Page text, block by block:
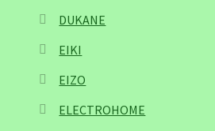
DUKANE
EIKI
EIZO
ELECTROHOME